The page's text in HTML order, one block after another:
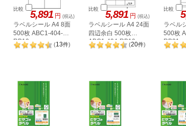
比較 5,891 円 (税込)
ラベルシール A4 8面
500枚 ABC1-404-
RB10
(13件)
比較 5,891 円 (税込)
ラベルシール A4 24面
四辺余白 500枚
ABC1-404-RB19
(20件)
比較
ラベル
500枚
RB21